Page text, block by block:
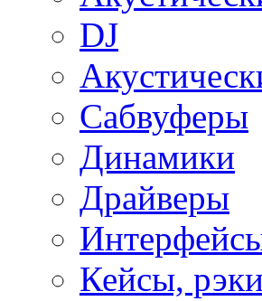
DJ
Сабвуферы
Динамики
Драйверы
Кейсы,